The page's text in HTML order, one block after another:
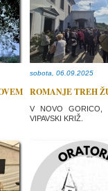
sobota, 06.09.2025
ROMANJE TREH
V NOVO GORICO,
VIPAVSKI KRIŽ.